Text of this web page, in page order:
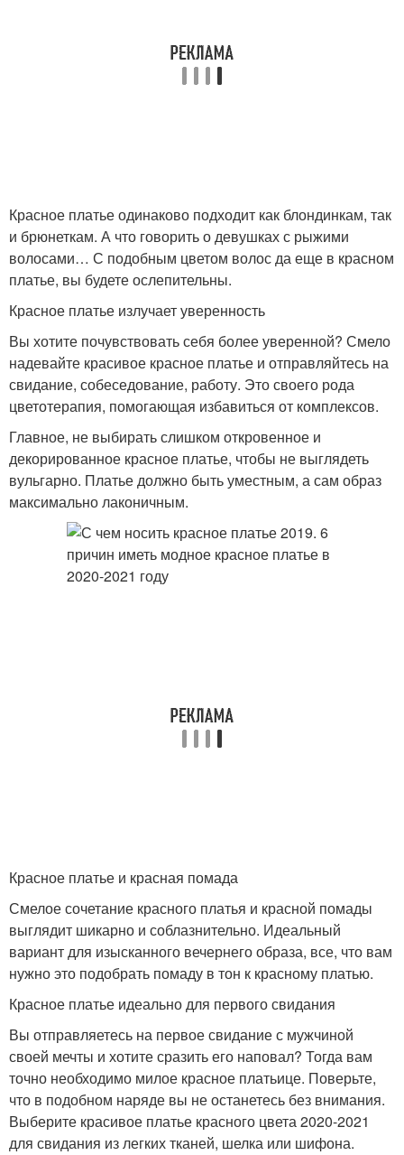
Красное платье одинаково подходит как блондинкам, так
и брюнеткам. А что говорить о девушках с рыжими
волосами… С подобным цветом волос да еще в красном
платье, вы будете ослепительны.
Красное платье излучает уверенность
Вы хотите почувствовать себя более уверенной? Смело
надевайте красивое красное платье и отправляйтесь на
свидание, собеседование, работу. Это своего рода
цветотерапия, помогающая избавиться от комплексов.
Главное, не выбирать слишком откровенное и
декорированное красное платье, чтобы не выглядеть
вульгарно. Платье должно быть уместным, а сам образ
максимально лаконичным.
Красное платье и красная помада
Смелое сочетание красного платья и красной помады
выглядит шикарно и соблазнительно. Идеальный
вариант для изысканного вечернего образа, все, что вам
нужно это подобрать помаду в тон к красному платью.
Красное платье идеально для первого свидания
Вы отправляетесь на первое свидание с мужчиной
своей мечты и хотите сразить его наповал? Тогда вам
точно необходимо милое красное платьице. Поверьте,
что в подобном наряде вы не останетесь без внимания.
Выберите красивое платье красного цвета 2020-2021
для свидания из легких тканей, шелка или шифона.